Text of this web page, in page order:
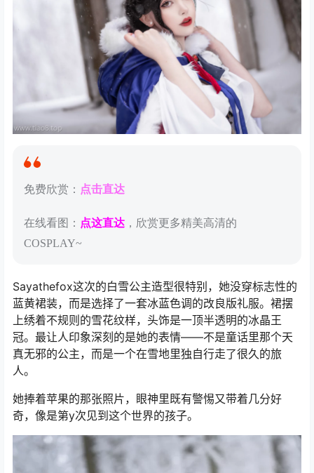
免费欣赏： 点击直达
在线看图： 点这直达 ，欣赏更多精美高清的
COSPLAY~
Sayathefox这次的白雪公主造型很特别，她没穿标志性的
蓝黄裙装，而是选择了一套冰蓝色调的改良版礼服。裙摆
上绣着不规则的雪花纹样，头饰是一顶半透明的冰晶王
冠。最让人印象深刻的是她的表情——不是童话里那个天
真无邪的公主，而是一个在雪地里独自行走了很久的旅
人。
她捧着苹果的那张照片，眼神里既有警惕又带着几分好
奇，像是第y次见到这个世界的孩子。